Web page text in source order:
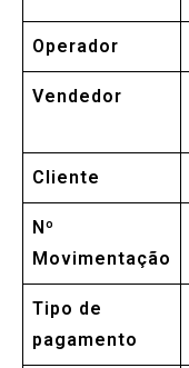
Operador
Vendedor
Cliente
Nº
Movimentação
Tipo de
pagamento